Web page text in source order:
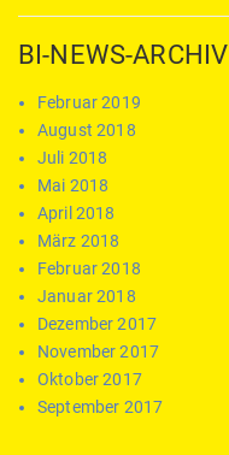
BI-NEWS-ARCHIV
Februar 2019
August 2018
Juli 2018
Mai 2018
April 2018
März 2018
Februar 2018
Januar 2018
Dezember 2017
November 2017
Oktober 2017
September 2017